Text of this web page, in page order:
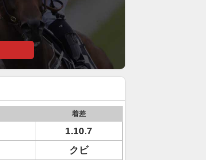
着差
1.10.7
クビ